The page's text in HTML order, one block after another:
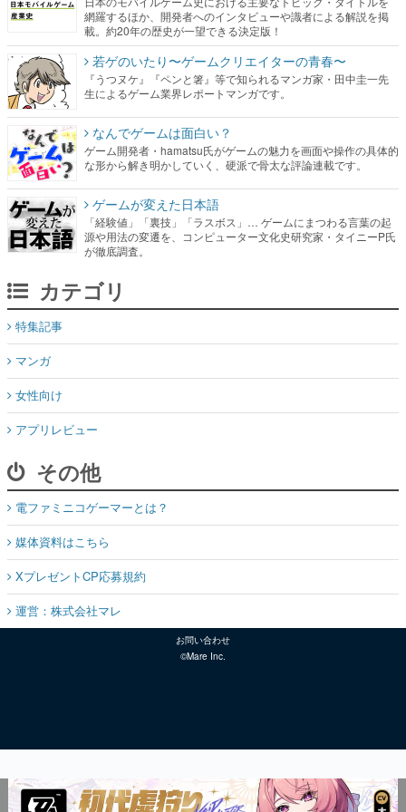
網羅するほか、開発者へのインタビューや識者による解説を掲
載。約20年の歴史が一望できる決定版！
若ゲのいたり〜ゲームクリエイターの青春〜
『うつヌケ』『ペンと箸』等で知られるマンガ家・田中圭一先
生によるゲーム業界レポートマンガです。
なんでゲームは面白い？
ゲーム開発者・hamatsu氏がゲームの魅力を画面や操作の具体的
な形から解き明かしていく、硬派で骨太な評論連載です。
ゲームが変えた日本語
「経験値」「裏技」「ラスボス」… ゲームにまつわる言葉の起
源や用法の変遷を、コンピューター文化史研究家・タイニーP氏
が徹底調査。
カテゴリ
特集記事
マンガ
女性向け
アプリレビュー
その他
電ファミニコゲーマーとは？
媒体資料はこちら
XプレゼントCP応募規約
運営：株式会社マレ
お問い合わせ
©Mare Inc.